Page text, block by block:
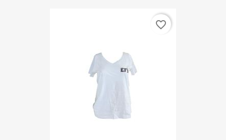
favorite_border